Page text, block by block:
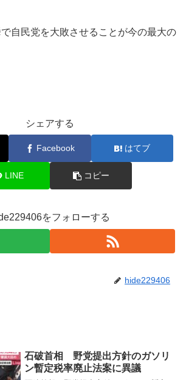
自民党を大敗させることが今の最大の
シェアする
Facebook はてブ
LINE コピー
をフォローする
hide229406
石破首相 野党提出方針のガソリ
ン暫定税率廃止法案に異議